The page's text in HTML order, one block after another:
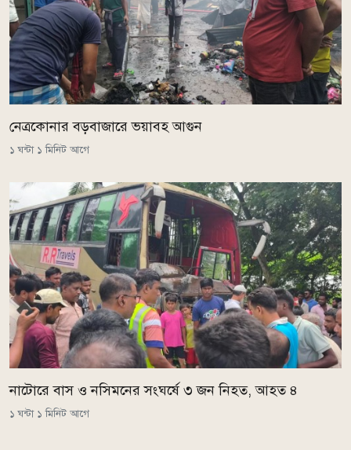
নেত্রকোনার বড়বাজারে ভয়াবহ আগুন
১ ঘন্টা ১ মিনিট আগে
নাটোরে বাস ও নসিমনের সংঘর্ষে ৩ জন নিহত, আহত ৪
১ ঘন্টা ১ মিনিট আগে